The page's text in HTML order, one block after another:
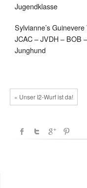
Jugendklasse
Sylvianne’s
JCAC – JVDH – BOB
Junghund
« Unser I2-Wurf ist da!